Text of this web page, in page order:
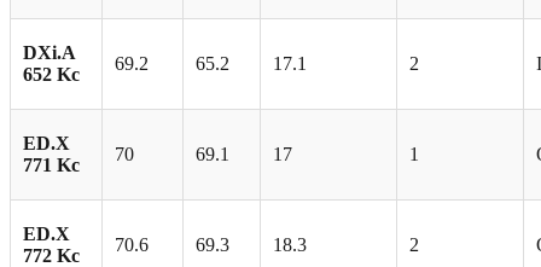
DXi.A
652 Kc
69.2 65.2 17.1 2
ED.X
771 Kc
70 69.1 17 1
ED.X
772 Kc
70.6 69.3 18.3 2